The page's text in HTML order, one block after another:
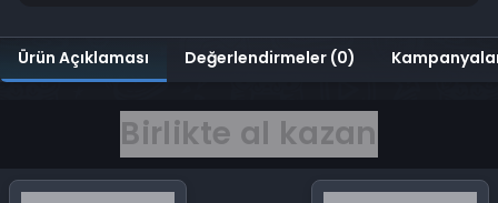
Ürün Açıklaması Değerlendirmeler (0)
Birlikte al kazan